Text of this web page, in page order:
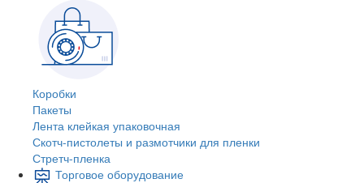
Коробки
Пакеты
Лента клейкая упаковочная
Скотч-пистолеты и размотчики для пленки
Стретч-пленка
Торговое оборудование